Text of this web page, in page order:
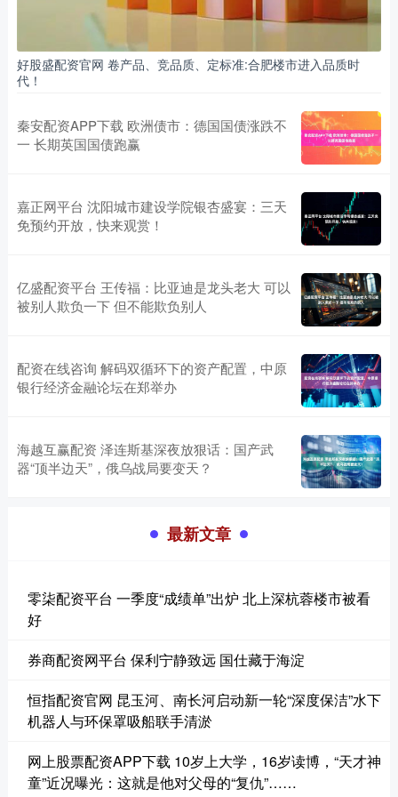
好股盛配资官网 卷产品、竞品质、定标准:合肥楼市进入品质时
代！
秦安配资APP下载 欧洲债市：德国国债涨跌不
一 长期英国国债跑赢
嘉正网平台 沈阳城市建设学院银杏盛宴：三天
免预约开放，快来观赏！
亿盛配资平台 王传福：比亚迪是龙头老大 可以
被别人欺负一下 但不能欺负别人
配资在线咨询 解码双循环下的资产配置，中原
银行经济金融论坛在郑举办
海越互赢配资 泽连斯基深夜放狠话：国产武
器“顶半边天”，俄乌战局要变天？
最新文章
零柒配资平台 一季度“成绩单”出炉 北上深杭蓉楼市被看
好
券商配资网平台 保利宁静致远 国仕藏于海淀
恒指配资官网 昆玉河、南长河启动新一轮“深度保洁”水下
机器人与环保罩吸船联手清淤
网上股票配资APP下载 10岁上大学，16岁读博，“天才神
童”近况曝光：这就是他对父母的“复仇”……